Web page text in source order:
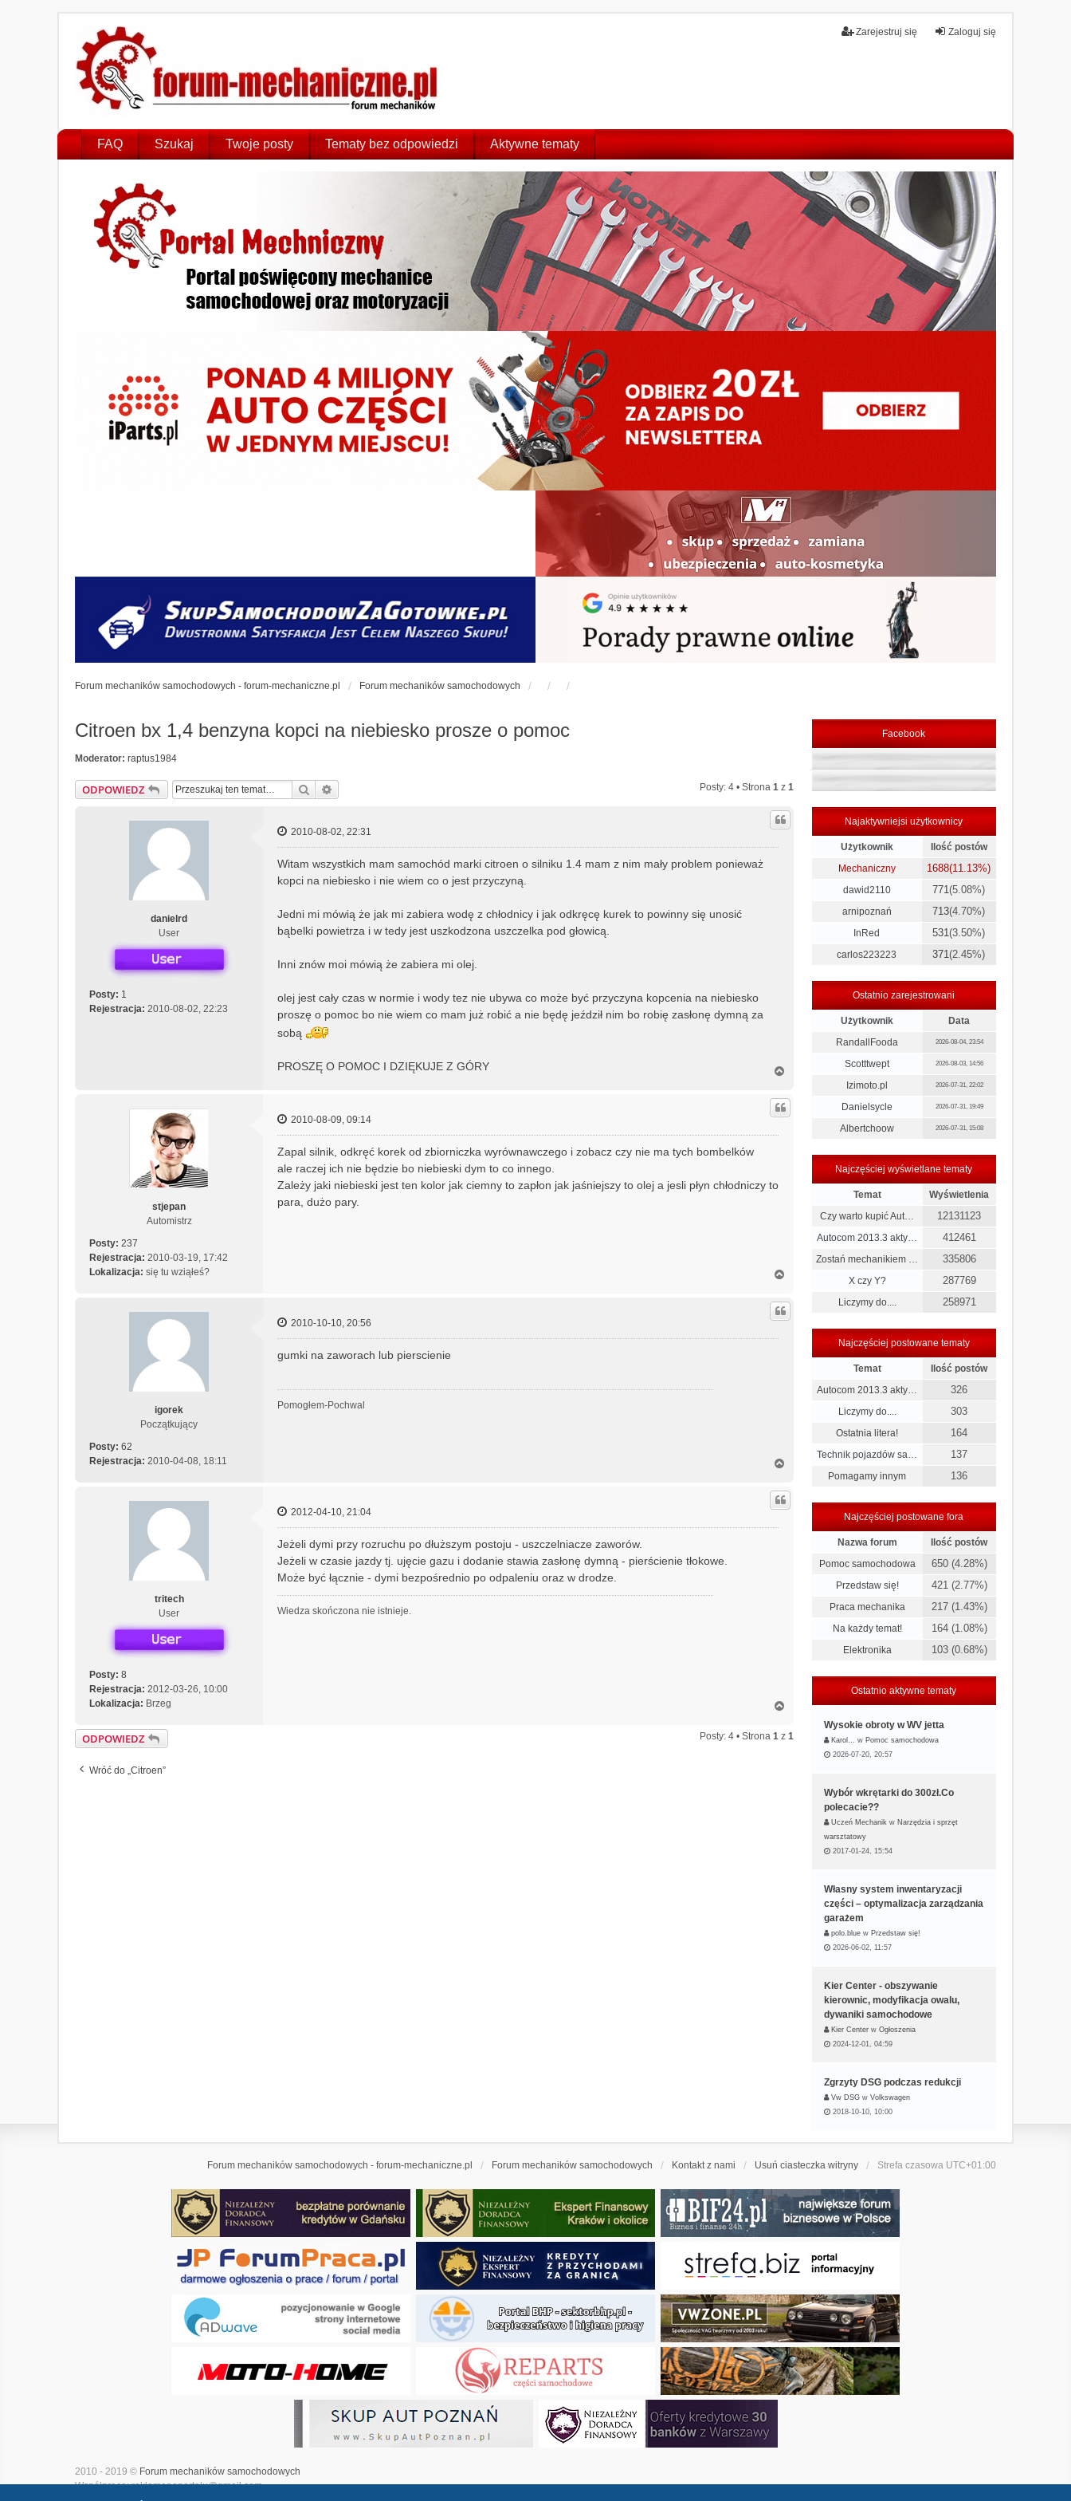
Zaloguj się
Zarejestruj się
FAQ Szukaj Twoje posty Tematy bez odpowiedzi Aktywne tematy
Forum mechaników samochodowych - forum-mechaniczne.pl Forum mechaników samochodowych
Citroen bx 1,4 benzyna kopci na niebiesko prosze o pomoc
Moderator: raptus1984
ODPOWIEDZ Szukaj Posty: 4 • Strona 1z 1
danielrd
User
Posty: 1
Rejestracja: 2010-08-02, 22:23
2010-08-02, 22:31
Witam wszystkich mam samochód marki citroen o silniku 1.4 mam z nim mały problem ponieważ
kopci na niebiesko i nie wiem co o jest przyczyną.
Jedni mi mówią że jak mi zabiera wodę z chłodnicy i jak odkręcę kurek to powinny się unosić
bąbelki powietrza i w tedy jest uszkodzona uszczelka pod głowicą.
Inni znów moi mówią że zabiera mi olej.
olej jest cały czas w normie i wody tez nie ubywa co może być przyczyna kopcenia na niebiesko
proszę o pomoc bo nie wiem co mam już robić a nie będę jeździł nim bo robię zasłonę dymną za
sobą
PROSZĘ O POMOC I DZIĘKUJE Z GÓRY
g
r
stjepan
Automistrz
Posty: 237
Rejestracja: 2010-03-19, 17:42
Lokalizacja: się tu wziąłeś?
2010-08-09, 09:14
Zapal silnik, odkręć korek od zbiorniczka wyrównawczego i zobacz czy nie ma tych bombelków
ale raczej ich nie będzie bo niebieski dym to co innego.
Zależy jaki niebieski jest ten kolor jak ciemny to zapłon jak jaśniejszy to olej a jesli płyn chłodniczy to
para, dużo pary.
g
r
igorek
Początkujący
Posty: 62
Rejestracja: 2010-04-08, 18:11
2010-10-10, 20:56
gumki na zaworach lub pierscienie
Pomogłem-Pochwal
g
r
tritech
User
Posty: 8
Rejestracja: 2012-03-26, 10:00
Lokalizacja: Brzeg
2012-04-10, 21:04
Jeżeli dymi przy rozruchu po dłuższym postoju - uszczelniacze zaworów.
Jeżeli w czasie jazdy tj. ujęcie gazu i dodanie stawia zasłonę dymną - pierścienie tłokowe.
Może być łącznie - dymi bezpośrednio po odpaleniu oraz w drodze.
Wiedza skończona nie istnieje.
g
ó
ODPOWIEDZ Posty: 4 • Strona 1z 1
Wróć do „Citroen”
Facebook
Najaktywniejsi użytkownicy
Użytkownik
Ilość postów
Mechaniczny
1688(11.13%)
dawid2110 771(5.08%)
arnipoznań 713(4.70%)
InRed 531(3.50%)
carlos223223 371(2.45%)
Ostatnio zarejestrowani
Użytkownik
Data
RandallFooda
2026-08-04, 23:54
Scotttwept 2026-08-03, 14:56
Izimoto.pl 2026-07-31, 22:02
Danielsycle 2026-07-31, 19:49
Albertchoow 2026-07-31, 15:08
Najczęściej wyświetlane tematy
Temat
Wyświetlenia
Czy warto kupić Aut…
12131123
Autocom 2013.3 akty… 412461
Zostań mechanikiem … 335806
X czy Y? 287769
Liczymy do.... 258971
Najczęściej postowane tematy
Temat
Ilość postów
Autocom 2013.3 akty…
326
Liczymy do.... 303
Ostatnia litera! 164
Technik pojazdów sa… 137
Pomagamy innym 136
Najczęściej postowane fora
Nazwa forum
Ilość postów
Pomoc samochodowa
650 (4.28%)
Przedstaw się! 421 (2.77%)
Praca mechanika 217 (1.43%)
Na każdy temat! 164 (1.08%)
Elektronika 103 (0.68%)
Ostatnio aktywne tematy
Wysokie obroty w WV jetta
Karol… w Pomoc samochodowa
2026-07-20, 20:57
Wybór wkrętarki do 300zł.Co
polecacie??
Uczeń Mechanik w Narzędzia i sprzęt
warsztatowy
2017-01-24, 15:54
Własny system inwentaryzacji
części – optymalizacja zarządzania
garażem
polo.blue w Przedstaw się!
2026-06-02, 11:57
Kier Center - obszywanie
kierownic, modyfikacja owalu,
dywaniki samochodowe
Kier Center w Ogłoszenia
2024-12-01, 04:59
Zgrzyty DSG podczas redukcji
Vw DSG w Volkswagen
2018-10-10, 10:00
Forum mechaników samochodowych - forum-mechaniczne.pl Forum mechaników samochodowych Kontakt z nami Usuń ciasteczka witryny Strefa czasowa UTC+01:00
2010 - 2019 © Forum mechaników samochodowych
Współpraca: reklamanaportalu@gmail.com